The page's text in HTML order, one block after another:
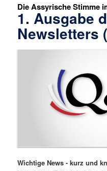
Die Assyrische Stimme
1. Ausgabe
Newsletters
Wichtige News - kurz und